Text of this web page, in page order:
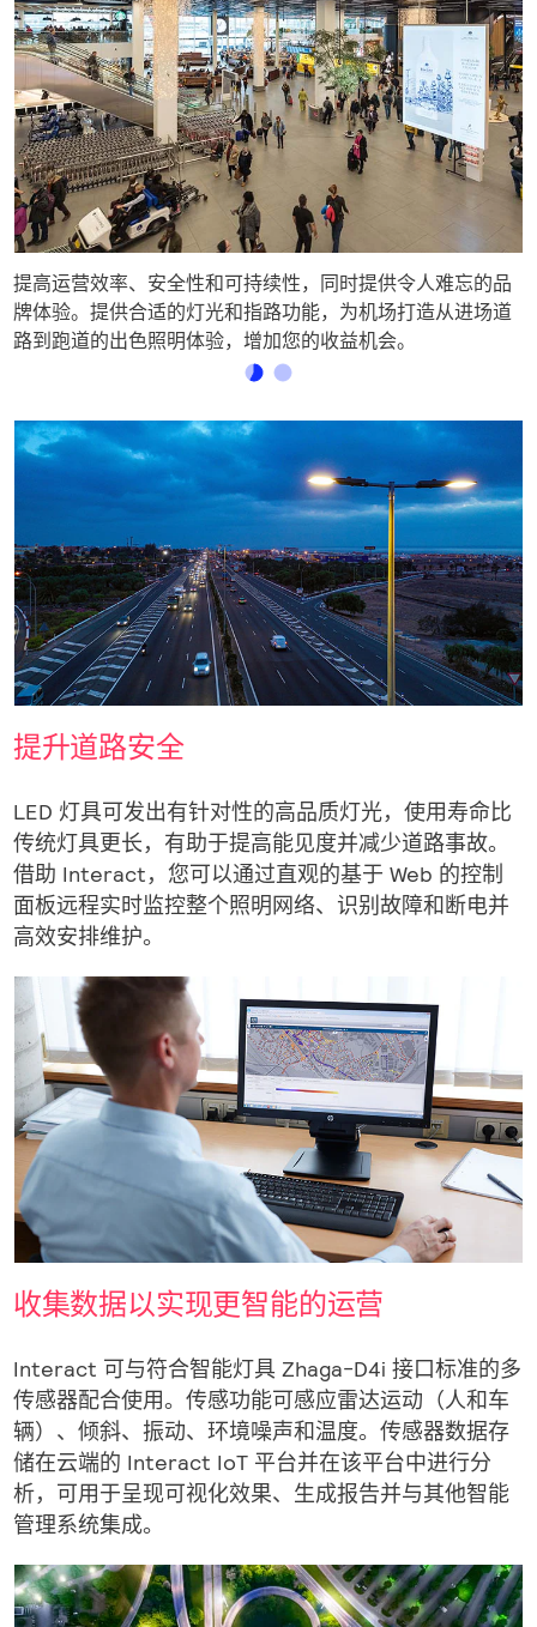
提高运营效率、安全性和可持续性，同时提供令人难忘的品
牌体验。提供合适的灯光和指路功能，为机场打造从进场道
路到跑道的出色照明体验，增加您的收益机会。
提升道路安全
LED 灯具可发出有针对性的高品质灯光，使用寿命比
传统灯具更长，有助于提高能见度并减少道路事故。
借助 Interact，您可以通过直观的基于 Web 的控制
面板远程实时监控整个照明网络、识别故障和断电并
高效安排维护。
收集数据以实现更智能的运营
Interact 可与符合智能灯具 Zhaga-D4i 接口标准的多
传感器配合使用。传感功能可感应雷达运动（人和车
辆）、倾斜、振动、环境噪声和温度。传感器数据存
储在云端的 Interact IoT 平台并在该平台中进行分
析，可用于呈现可视化效果、生成报告并与其他智能
管理系统集成。